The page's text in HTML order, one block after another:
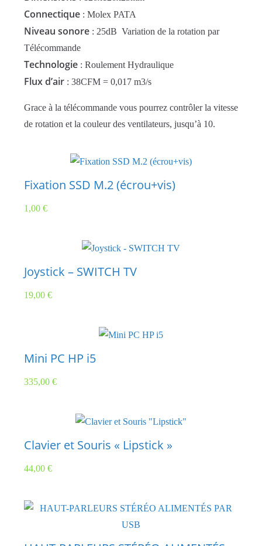
Connectique : Molex PATA
Niveau sonore : 25dB Variation de la rotation par
Télécommande
Technologie : Roulement Hydraulique
Flux d’air : 38CFM = 0,017 m3/s
Grace à la télécommande vous pourrez contrôler la vitesse
de rotation et la couleur des ventilateurs, jusqu’à 10.
Fixation SSD M.2 (écrou+vis)
1,00 €
Joystick – SWITCH TV
19,00 €
Mini PC HP i5
335,00 €
Clavier et Souris « Lipstick »
44,00 €